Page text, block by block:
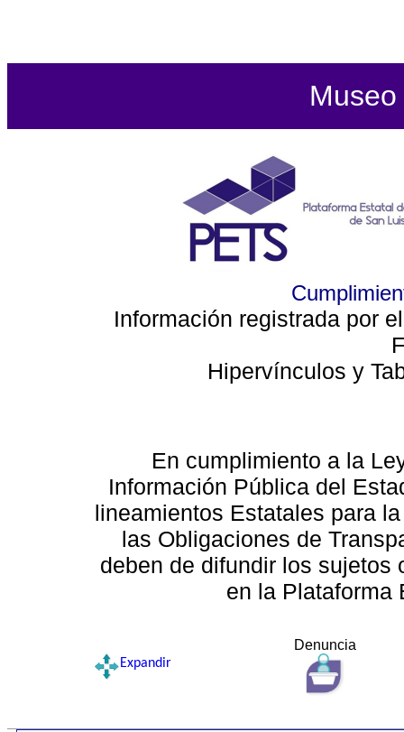
Información registrada por
Hipervínculos y
En cumplimiento a la
Información Pública del
lineamientos Estatales para
las Obligaciones de
deben de difundir los sujetos
en la Plataforma
Denuncia
Expandir